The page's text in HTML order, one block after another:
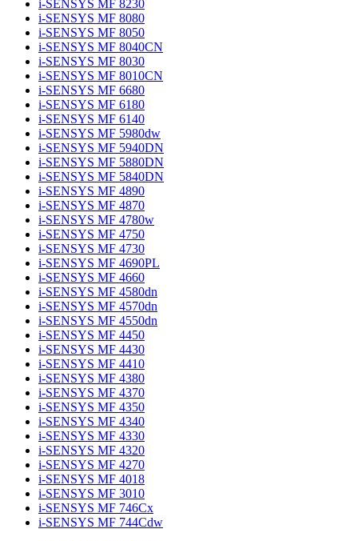
i-SENSYS MF 8230
i-SENSYS MF 8080
i-SENSYS MF 8050
i-SENSYS MF 8040CN
i-SENSYS MF 8030
i-SENSYS MF 8010CN
i-SENSYS MF 6680
i-SENSYS MF 6180
i-SENSYS MF 6140
i-SENSYS MF 5980dw
i-SENSYS MF 5940DN
i-SENSYS MF 5880DN
i-SENSYS MF 5840DN
i-SENSYS MF 4890
i-SENSYS MF 4870
i-SENSYS MF 4780w
i-SENSYS MF 4750
i-SENSYS MF 4730
i-SENSYS MF 4690PL
i-SENSYS MF 4660
i-SENSYS MF 4580dn
i-SENSYS MF 4570dn
i-SENSYS MF 4550dn
i-SENSYS MF 4450
i-SENSYS MF 4430
i-SENSYS MF 4410
i-SENSYS MF 4380
i-SENSYS MF 4370
i-SENSYS MF 4350
i-SENSYS MF 4340
i-SENSYS MF 4330
i-SENSYS MF 4320
i-SENSYS MF 4270
i-SENSYS MF 4018
i-SENSYS MF 3010
i-SENSYS MF 746Cx
i-SENSYS MF 744Cdw